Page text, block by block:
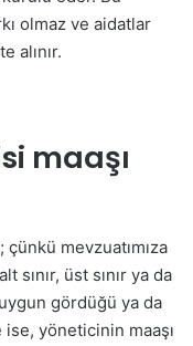
olmaz ve aidatlar
alınır.
maaşı
mevzuatımıza
üst sınır ya da
gördüğü ya da
yöneticinin maaşı